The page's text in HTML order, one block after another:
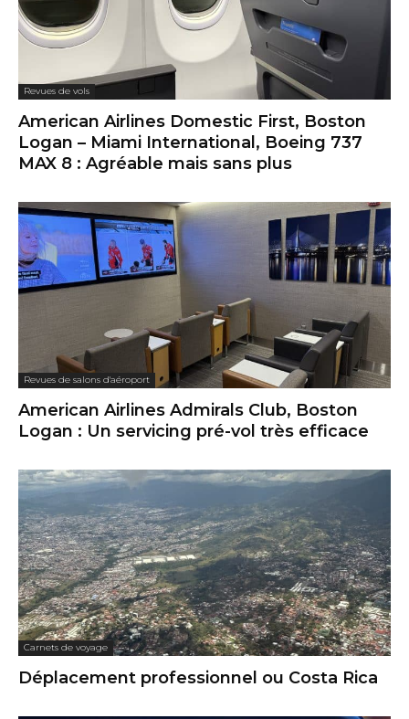
Revues de vols
American Airlines Domestic First, Boston
Logan – Miami International, Boeing 737
MAX 8 : Agréable mais sans plus
Revues de salons d'aéroport
American Airlines Admirals Club, Boston
Logan : Un servicing pré-vol très efficace
Carnets de voyage
Déplacement professionnel ou Costa Rica